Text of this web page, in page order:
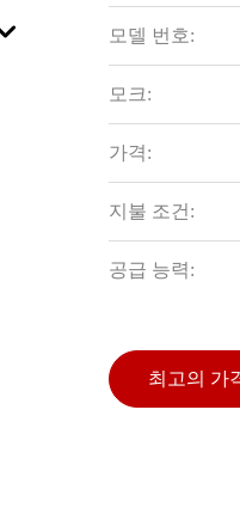
모델 번호:
모크:
가격:
지불 조건:
공급 능력:
최고의 가